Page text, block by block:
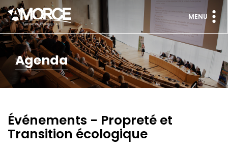
MENU
Agenda
Événements - Propreté et
Transition écologique